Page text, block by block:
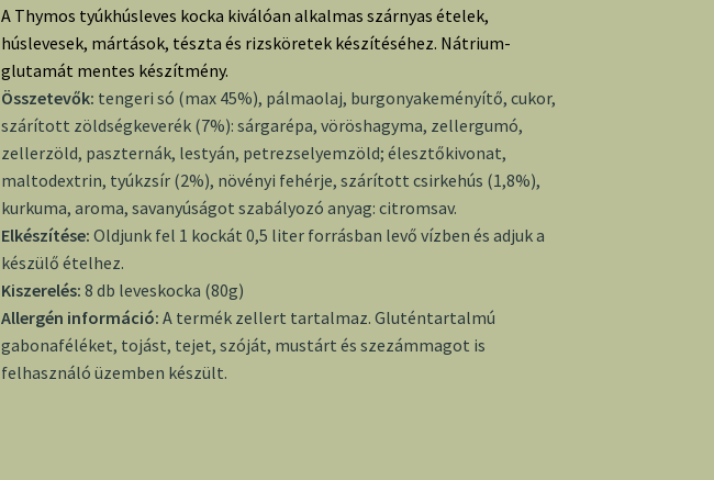
A Thymos tyúkhúsleves kocka kiválóan alkalmas szárnyas ételek,
húslevesek, mártások, tészta és rizsköretek készítéséhez. Nátrium-
glutamát mentes készítmény.
Összetevők: tengeri só (max 45%), pálmaolaj, burgonyakeményítő, cukor,
szárított zöldségkeverék (7%): sárgarépa, vöröshagyma, zellergumó,
zellerzöld, paszternák, lestyán, petrezselyemzöld; élesztőkivonat,
maltodextrin, tyúkzsír (2%), növényi fehérje, szárított csirkehús (1,8%),
kurkuma, aroma, savanyúságot szabályozó anyag: citromsav.
Elkészítése: Oldjunk fel 1 kockát 0,5 liter forrásban levő vízben és adjuk a
készülő ételhez.
Kiszerelés:8 db leveskocka (80g)
Allergén információ:A termék zellert tartalmaz. Gluténtartalmú
gabonaféléket, tojást, tejet, szóját, mustárt és szezámmagot is
felhasználó üzemben készült.